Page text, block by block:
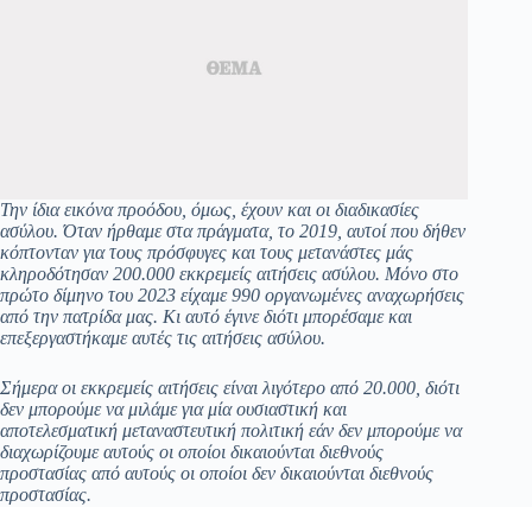
Την ίδια εικόνα προόδου, όμως, έχουν και οι διαδικασίες
ασύλου. Όταν ήρθαμε στα πράγματα, το 2019, αυτοί που δήθεν
κόπτονταν για τους πρόσφυγες και τους μετανάστες μάς
κληροδότησαν 200.000 εκκρεμείς αιτήσεις ασύλου. Μόνο στο
πρώτο δίμηνο του 2023 είχαμε 990 οργανωμένες αναχωρήσεις
από την πατρίδα μας. Κι αυτό έγινε διότι μπορέσαμε και
επεξεργαστήκαμε αυτές τις αιτήσεις ασύλου.
Σήμερα οι εκκρεμείς αιτήσεις είναι λιγότερο από 20.000, διότι
δεν μπορούμε να μιλάμε για μία ουσιαστική και
αποτελεσματική μεταναστευτική πολιτική εάν δεν μπορούμε να
διαχωρίζουμε αυτούς οι οποίοι δικαιούνται διεθνούς
προστασίας από αυτούς οι οποίοι δεν δικαιούνται διεθνούς
προστασίας.